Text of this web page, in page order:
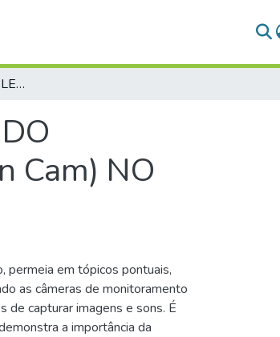
OS REFLEXOS DA IMPLEMENTAÇÃO DO VIDEOMONITORAMENTO (Body-Worn Cam) NO FARDAMENTO POLICIAL
Cam) NO
permeia em tópicos pontuais,
as câmeras de monitoramento
de capturar imagens e sons. É
a importância da